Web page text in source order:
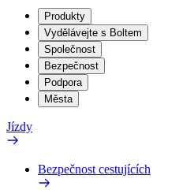
Produkty
Vydělávejte s Boltem
Společnost
Bezpečnost
Podpora
Města
Jízdy
Bezpečnost cestujících